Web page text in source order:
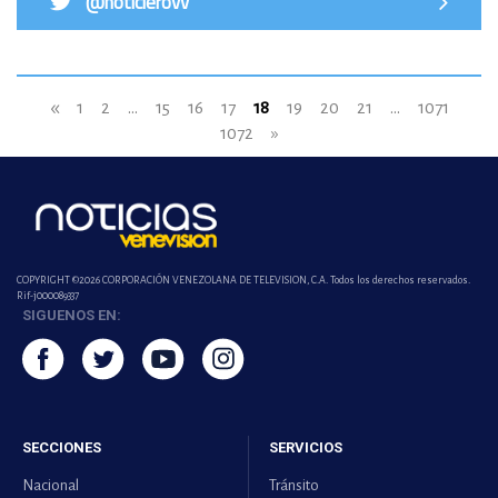
« 1 2 ... 15 16 17 18 19 20 21 ...
1071
1072
»
COPYRIGHT ©2026 CORPORACIÓN VENEZOLANA DE TELEVISION, C.A. Todos los derechos reservados.
Rif-j000089337
SIGUENOS EN:
SECCIONES
Nacional
SERVICIOS
Tránsito